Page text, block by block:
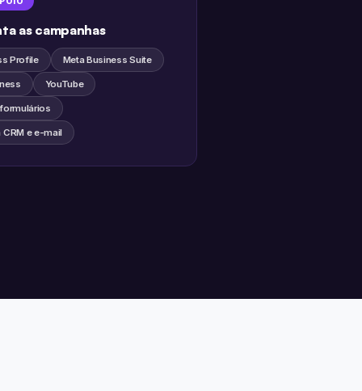
as campanhas
Profile Meta Business Suite
YouTube
e e-mail